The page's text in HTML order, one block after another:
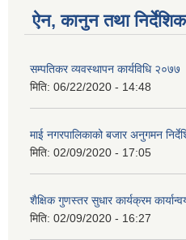
ऐन, कानुन तथा
सम्पतिकर व्यवस्थापन कार्यविधि २०७७
मिति: 06/22/2020 - 14:48
माई नगरपालिकाको बजार अनुगमन
मिति: 02/09/2020 - 17:05
शैक्षिक गुणस्तर सुधार कार्यक्रम
मिति: 02/09/2020 - 16:27